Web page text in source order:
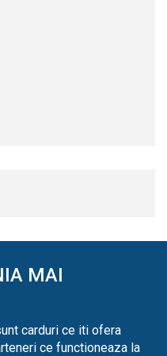
MAI
carduri ce iti ofera
ce functioneaza la